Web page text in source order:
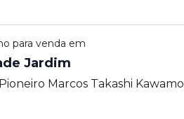
para venda em
Jardim
Marcos Takashi